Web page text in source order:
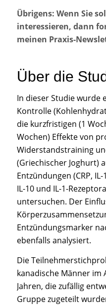
Übrigens: Wenn Sie
interessieren, dann
meinen Praxis-
Über die
In dieser Studie wurde
Kontrolle
die kurzfristigen (1
Wochen) Effekte von
Widerstandstraining
(Griechischer Joghurt)
Entzündungen (CRP,
IL-10 und IL-1-
untersuchen. Der
Entzündungsmarker
ebenfalls analysiert.
Die
kanadische Männer im
Jahren, die zufällig
Gruppe zugeteilt